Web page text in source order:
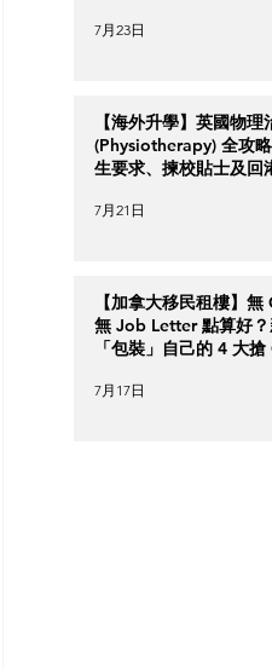
7月23日
【海外升學】英國物理
(Physiotherapy) 全攻
生要求、揀校貼士及回
7月21日
【加拿大移民租樓】
無 Job Letter 點算好
「包裝」自己的 4 大
7月17日